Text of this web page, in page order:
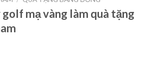
mạ vàng làm quà tặng